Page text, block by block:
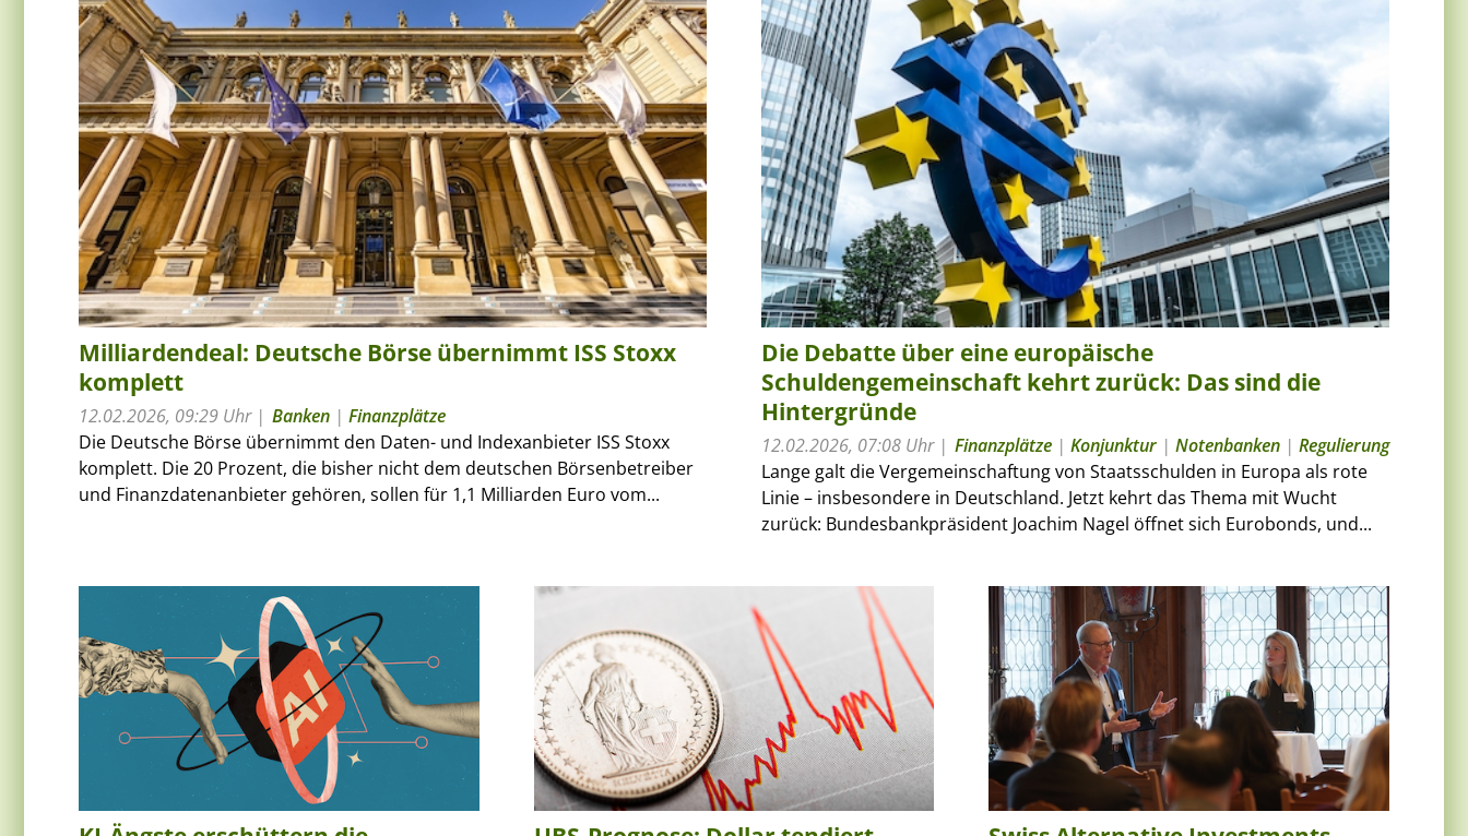
Milliardendeal: Deutsche Börse übernimmt ISS Stoxx
komplett
12.02.2026, 09:29 Uhr Banken | Finanzplätze
Die Deutsche Börse übernimmt den Daten- und Indexanbieter ISS Stoxx
komplett. Die 20 Prozent, die bisher nicht dem deutschen Börsenbetreiber
und Finanzdatenanbieter gehören, sollen für 1,1 Milliarden Euro vom...
Die Debatte über eine europäische
Schuldengemeinschaft kehrt zurück: Das sind die
Hintergründe
12.02.2026, 07:08 Uhr Finanzplätze | Konjunktur | Notenbanken | Regulierung
Lange galt die Vergemeinschaftung von Staatsschulden in Europa als rote
Linie – insbesondere in Deutschland. Jetzt kehrt das Thema mit Wucht
zurück: Bundesbankpräsident Joachim Nagel öffnet sich Eurobonds, und...